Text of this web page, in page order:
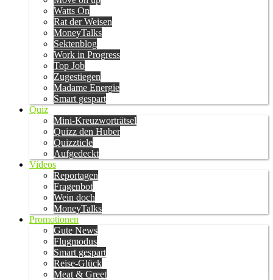
Watts On
Rat der Weisen
MoneyTalks
Sektenblog
Work in Progress
Top Job
Zugestiegen
Madame Energie
Smart gespart
Quiz
Mini-Kreuzworträtsel
Quizz den Huber
Quizzticle
Aufgedeckt
Videos
Reportagen
Fragenbot
Wein doch
MoneyTalks
Promotionen
Gute News
Flugmodus
Smart gespart
Reise-Glück
Meat & Greet